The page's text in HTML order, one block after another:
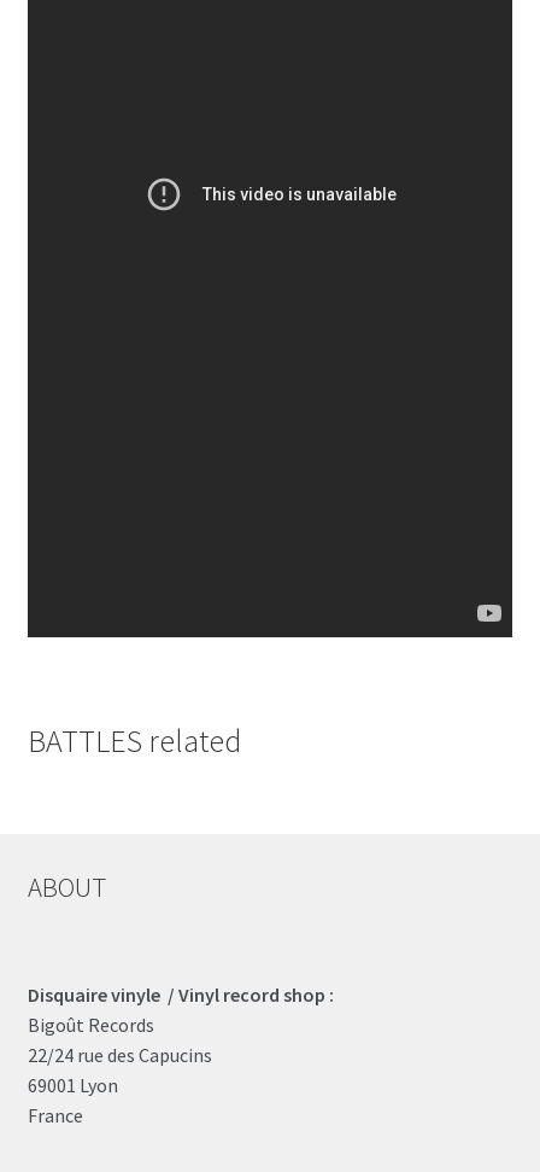
BATTLES related
ABOUT
Disquaire vinyle / Vinyl record shop :
Bigoût Records
22/24 rue des Capucins
69001 Lyon
France